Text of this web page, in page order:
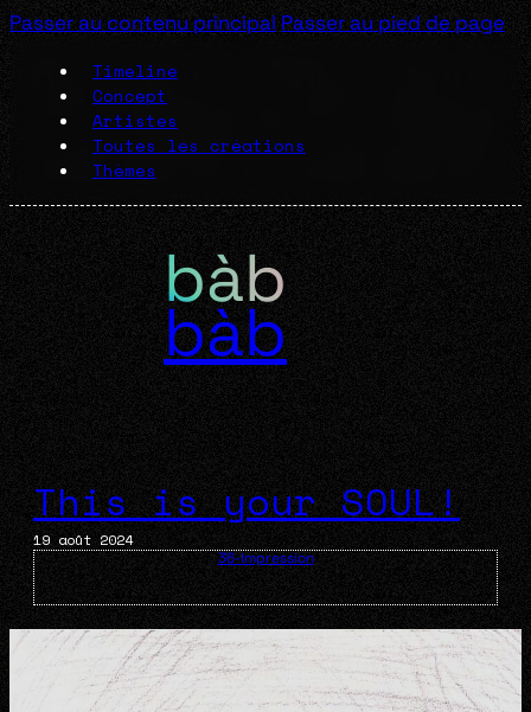
Passer au contenu principal Passer au pied de page
Timeline
Concept
Artistes
Toutes les créations
Thèmes
bàb
This is your SOUL!
19 août 2024
36-Impression